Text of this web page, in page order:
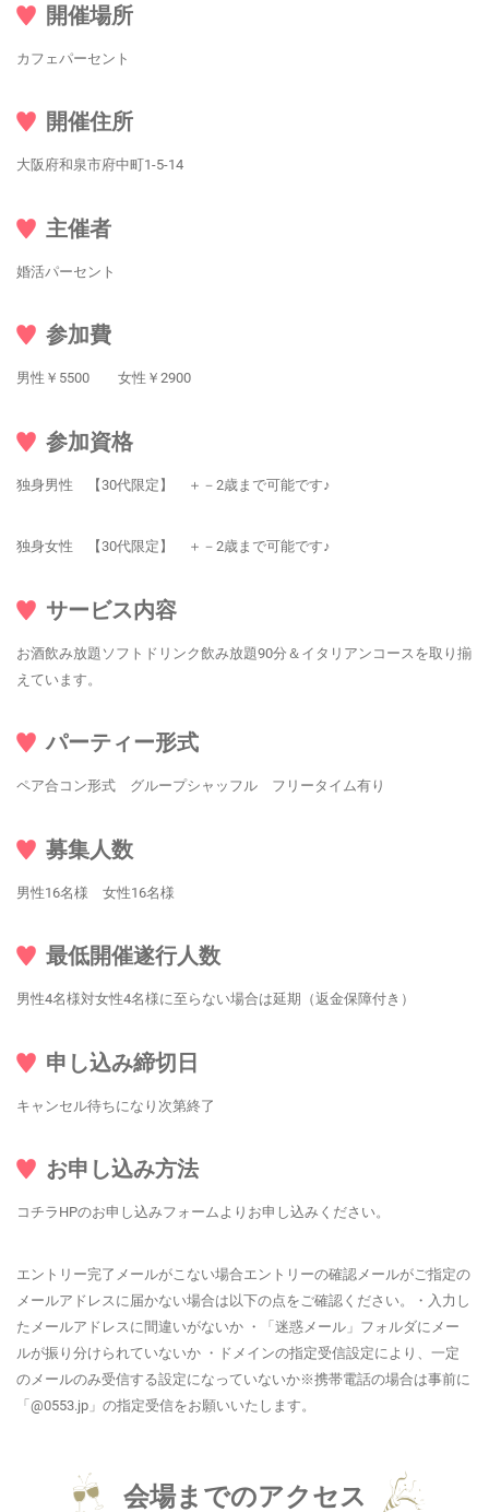
開催場所
カフェパーセント
開催住所
大阪府和泉市府中町1-5-14
主催者
婚活パーセント
参加費
男性￥5500 女性￥2900
参加資格
独身男性 【30代限定】 ＋－2歳まで可能です♪
独身女性 【30代限定】 ＋－2歳まで可能です♪
サービス内容
お酒飲み放題ソフトドリンク飲み放題90分＆イタリアンコースを取り揃
えています。
パーティー形式
ペア合コン形式 グループシャッフル フリータイム有り
募集人数
男性16名様 女性16名様
最低開催遂行人数
男性4名様対女性4名様に至らない場合は延期（返金保障付き）
申し込み締切日
キャンセル待ちになり次第終了
お申し込み方法
コチラHPのお申し込みフォームよりお申し込みください。
エントリー完了メールがこない場合エントリーの確認メールがご指定の
メールアドレスに届かない場合は以下の点をご確認ください。・入力し
たメールアドレスに間違いがないか ・「迷惑メール」フォルダにメー
ルが振り分けられていないか ・ドメインの指定受信設定により、一定
のメールのみ受信する設定になっていないか※携帯電話の場合は事前に
「@0553.jp」の指定受信をお願いいたします。
会場までのアクセス